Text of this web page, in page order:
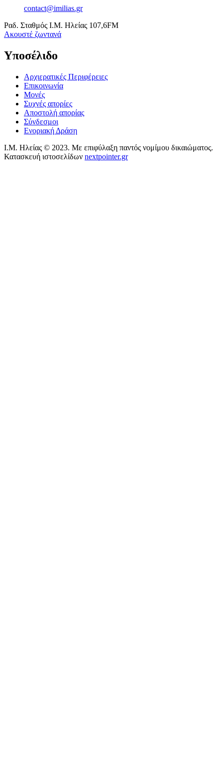
contact@imilias.gr
Ραδ. Σταθμός Ι.Μ. Ηλείας 107,6FM
Aκουστέ ζωντανά
Υποσέλιδο
Αρχιερατικές Περιφέρειες
Επικοινωνία
Μονές
Συχνές απορίες
Αποστολή απορίας
Σύνδεσμοι
Ενοριακή Δράση
Ι.Μ. Ηλείας © 2023. Με επιφύλαξη παντός νομίμου δικαιώματος.
Κατασκευή ιστοσελίδων nextpointer.gr